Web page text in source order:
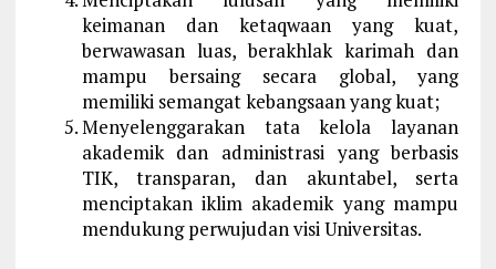
keimanan dan ketaqwaan yang kuat,
berwawasan luas, berakhlak karimah dan
mampu bersaing secara global, yang
memiliki semangat kebangsaan yang kuat;
Menyelenggarakan tata kelola layanan
akademik dan administrasi yang berbasis
TIK, transparan, dan akuntabel, serta
menciptakan iklim akademik yang mampu
mendukung perwujudan visi Universitas.